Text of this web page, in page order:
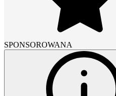
SPONSOROWANA